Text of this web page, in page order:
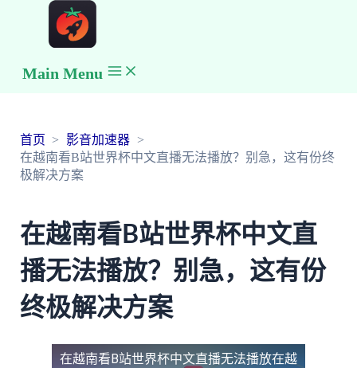
Main Menu
首页
影音加速器
在越南看B站世界杯中文直播无法播放？别急，这有份终
极解决方案
在越南看B站世界杯中文直
播无法播放？别急，这有份
终极解决方案
在越南看B站世界杯中文直播无法播放在越